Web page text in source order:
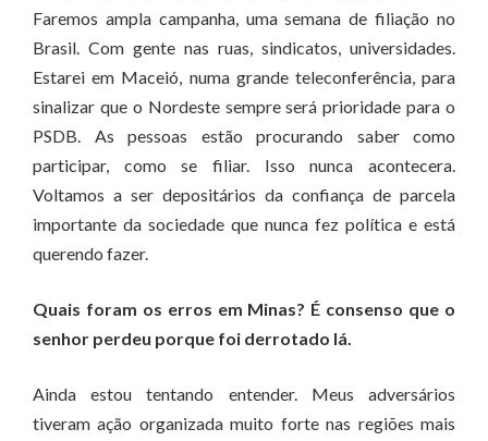
Faremos ampla campanha, uma semana de filiação no
Brasil. Com gente nas ruas, sindicatos, universidades.
Estarei em Maceió, numa grande teleconferência, para
sinalizar que o Nordeste sempre será prioridade para o
PSDB. As pessoas estão procurando saber como
participar, como se filiar. Isso nunca acontecera.
Voltamos a ser depositários da confiança de parcela
importante da sociedade que nunca fez política e está
querendo fazer.
Quais foram os erros em Minas? É consenso que o
senhor perdeu porque foi derrotado lá.
Ainda estou tentando entender. Meus adversários
tiveram ação organizada muito forte nas regiões mais